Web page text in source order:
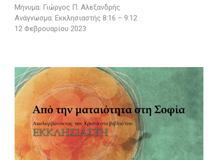
Μήνυμα: Γιώργος Π. Αλεξανδρής
Ανάγνωσμα: Εκκλησιαστής 8:16 – 9:12
12 Φεβρουαρίου 2023